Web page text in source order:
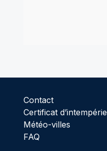
Contact
Certificat d’intempérie
Météo-villes
FAQ